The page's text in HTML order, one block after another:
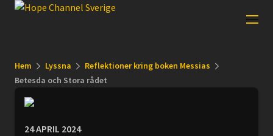
Hem Lyssna
Reflektioner kring boken Messias
Betesda och Stora rådet
24 APRIL 2024